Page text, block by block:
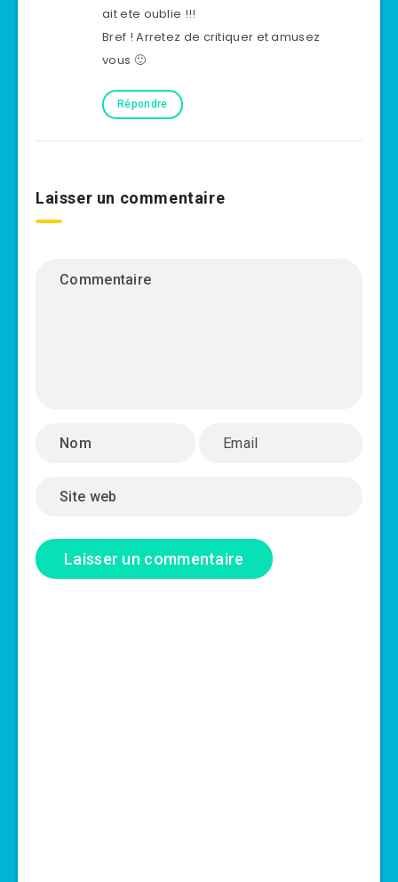
ait ete oublie !!!
Bref ! Arretez de critiquer et amusez
vous 🙂
Répondre
Laisser un commentaire